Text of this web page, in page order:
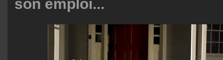
son emploi...